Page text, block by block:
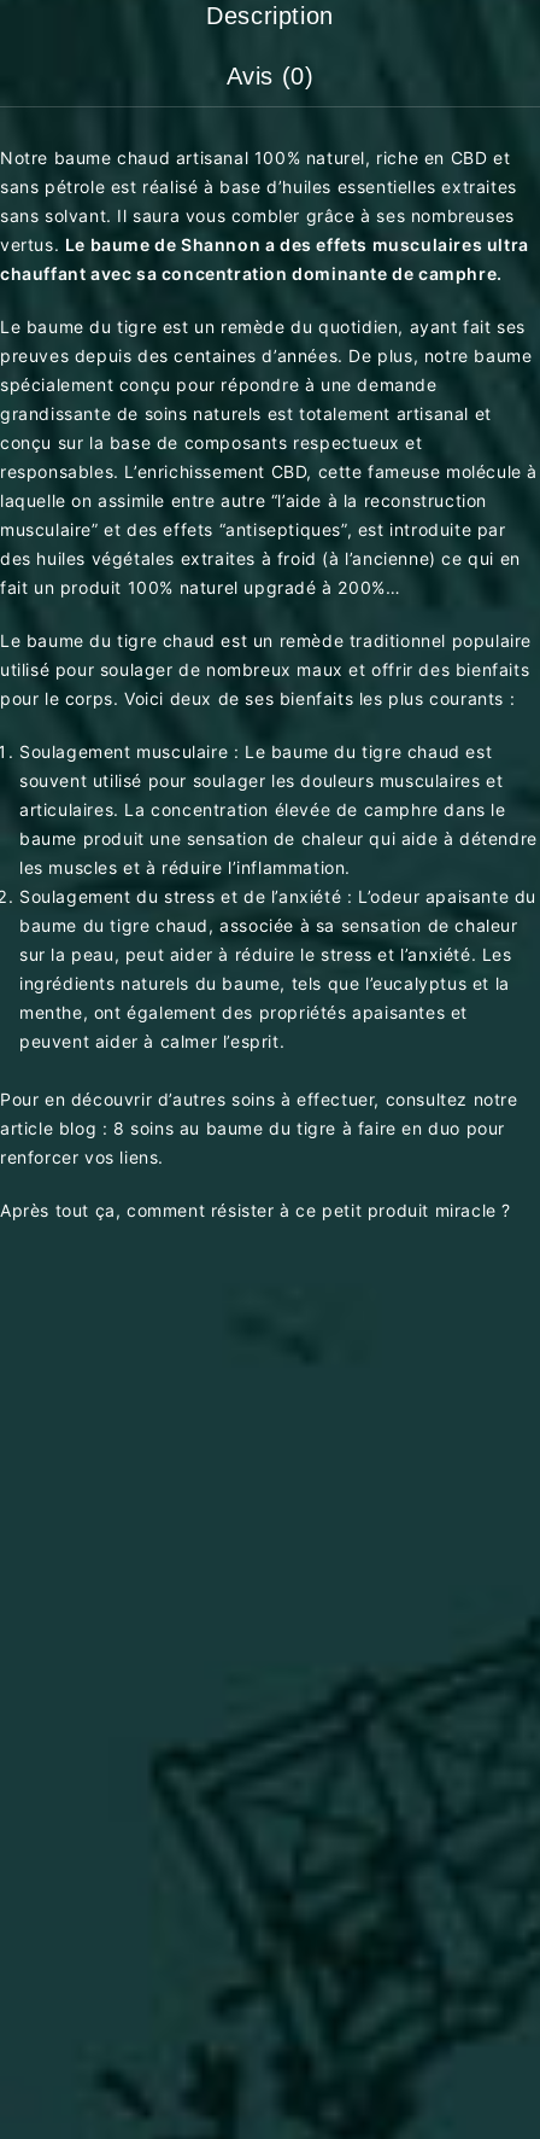
Description
Avis (0)
Notre baume chaud artisanal 100% naturel, riche en CBD et
sans pétrole est réalisé à base d’huiles essentielles extraites
sans solvant. Il saura vous combler grâce à ses nombreuses
vertus. Le baume de Shannon a des effets musculaires ultra
chauffant avec sa concentration dominante de camphre.
Le baume du tigre est un remède du quotidien, ayant fait ses
preuves depuis des centaines d’années. De plus, notre baume
spécialement conçu pour répondre à une demande
grandissante de soins naturels est totalement artisanal et
conçu sur la base de composants respectueux et
responsables. L’enrichissement CBD, cette fameuse molécule à
laquelle on assimile entre autre “l’aide à la reconstruction
musculaire” et des effets “antiseptiques”, est introduite par
des huiles végétales extraites à froid (à l’ancienne) ce qui en
fait un produit 100% naturel upgradé à 200%…
Le baume du tigre chaud est un remède traditionnel populaire
utilisé pour soulager de nombreux maux et offrir des bienfaits
pour le corps. Voici deux de ses bienfaits les plus courants :
Soulagement musculaire : Le baume du tigre chaud est
souvent utilisé pour soulager les douleurs musculaires et
articulaires. La concentration élevée de camphre dans le
baume produit une sensation de chaleur qui aide à détendre
les muscles et à réduire l’inflammation.
Soulagement du stress et de l’anxiété : L’odeur apaisante du
baume du tigre chaud, associée à sa sensation de chaleur
sur la peau, peut aider à réduire le stress et l’anxiété. Les
ingrédients naturels du baume, tels que l’eucalyptus et la
menthe, ont également des propriétés apaisantes et
peuvent aider à calmer l’esprit.
Pour en découvrir d’autres soins à effectuer, consultez notre
article blog : 8 soins au baume du tigre à faire en duo pour
renforcer vos liens.
Après tout ça, comment résister à ce petit produit miracle ?